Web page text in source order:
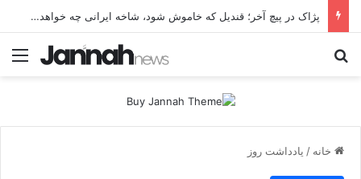
پژاک در پیچ آخر؛ قندیل که خاموش شود، شاخه ایرانی چه خواهد کرد؟
خانه / یادداشت روز